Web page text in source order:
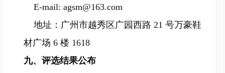
E-mail: agsm@163.com
地址：广州市越秀区广园西路 21 号万豪鞋
材广场 6 楼 1618
九、评选结果公布